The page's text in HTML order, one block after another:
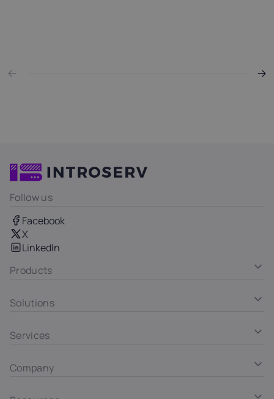
Follow us
Facebook
X
LinkedIn
Products
Solutions
Services
Company